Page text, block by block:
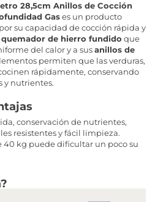
28,5cm Anillos de Cocción
Gases un producto
su capacidad de cocción rápida y
quemador de hierro fundido que
del calor y a susanillos de
permiten que las verduras,
rápidamente, conservando
y nutrientes.
conservación de nutrientes,
resistentes y fácil limpieza.
40 kg puede dificultar un poco su